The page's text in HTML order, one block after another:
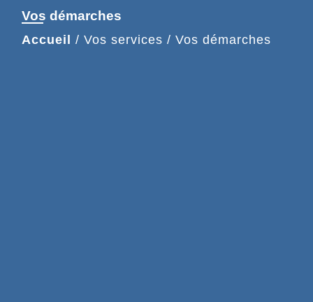
Vos démarches
Accueil / Vos services / Vos démarches